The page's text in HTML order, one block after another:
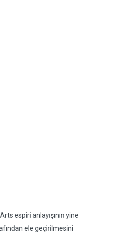
espiri anlayışının yine
ele geçirilmesini